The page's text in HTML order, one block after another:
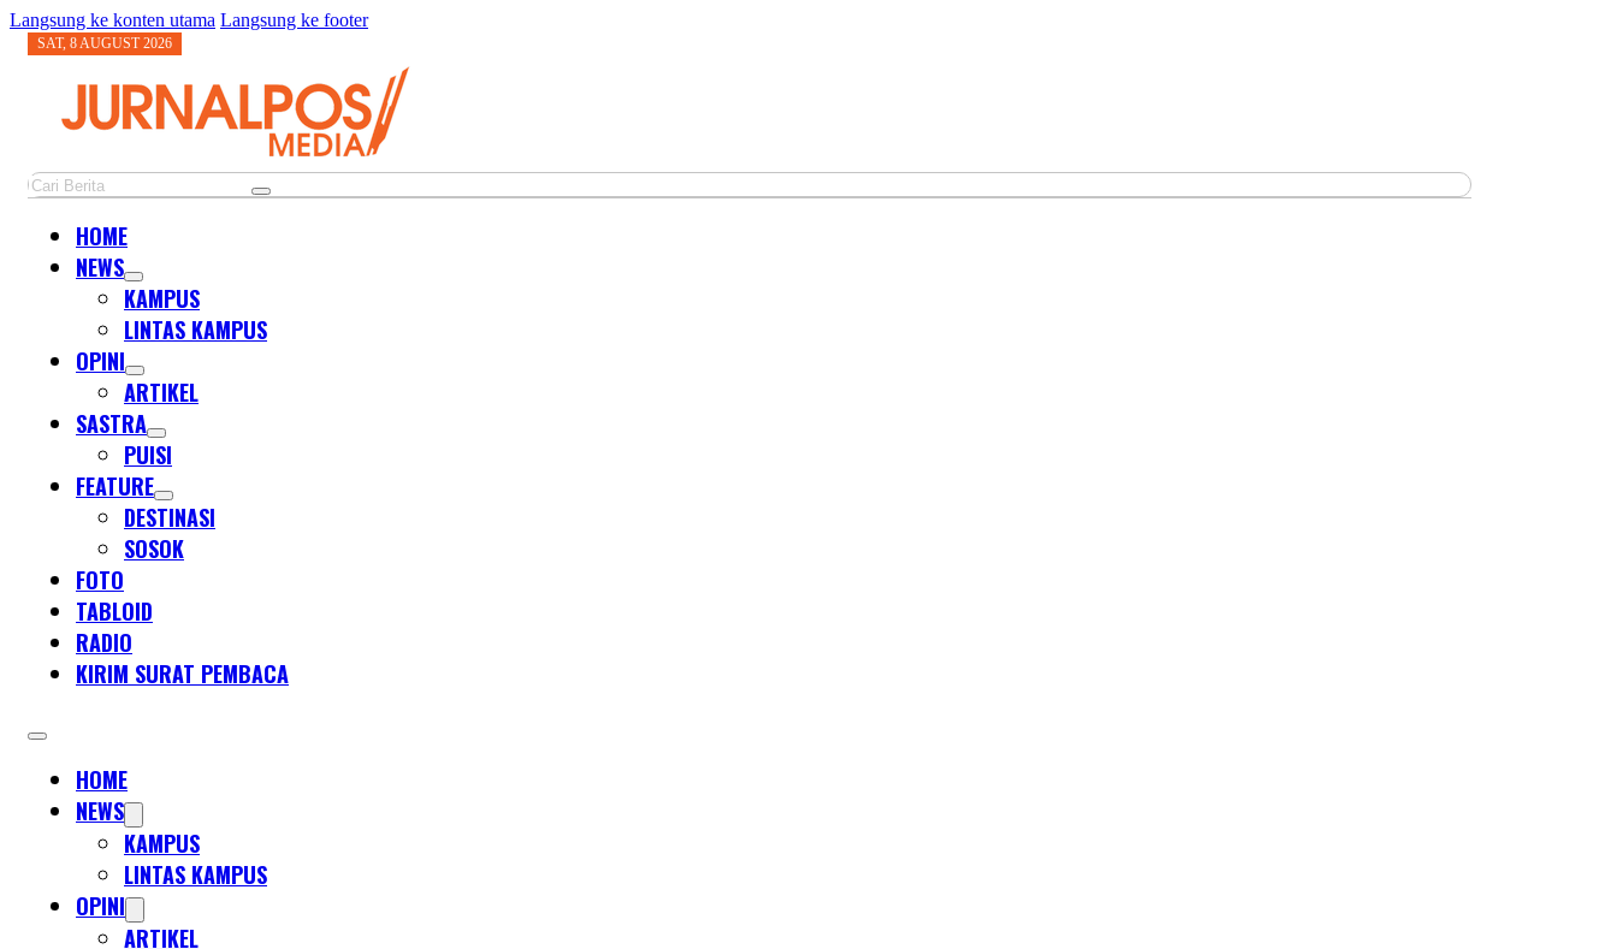
Langsung ke konten utama Langsung ke footer
SAT, 8 AUGUST 2026
Cari
HOME
NEWS
KAMPUS
LINTAS KAMPUS
OPINI
ARTIKEL
SASTRA
PUISI
FEATURE
DESTINASI
SOSOK
FOTO
TABLOID
RADIO
KIRIM SURAT PEMBACA
HOME
NEWS
KAMPUS
LINTAS KAMPUS
OPINI
ARTIKEL